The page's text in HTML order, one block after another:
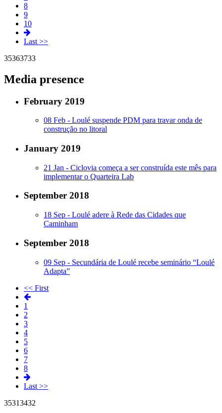
8
9
10
Last >>
35363733
Media presence
February 2019
08 Feb - Loulé suspende PDM para travar onda de
construção no litoral
January 2019
21 Jan - Ciclovia começa a ser construída este mês para
implementar o Quarteira Lab
September 2018
18 Sep - Loulé adere à Rede das Cidades que
Caminham
September 2018
09 Sep - Secundária de Loulé recebe seminário “Loulé
Adapta”
<< First
1
2
3
4
5
6
7
8
Last >>
35313432